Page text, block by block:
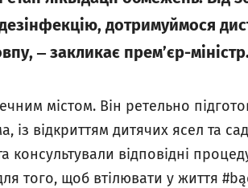
дотримуймося
‒ закликає прем’єр-
містом. Він ретельно
із відкриттям дитячих ясел та
консультували відповідні
того, щоб втілювати у життя